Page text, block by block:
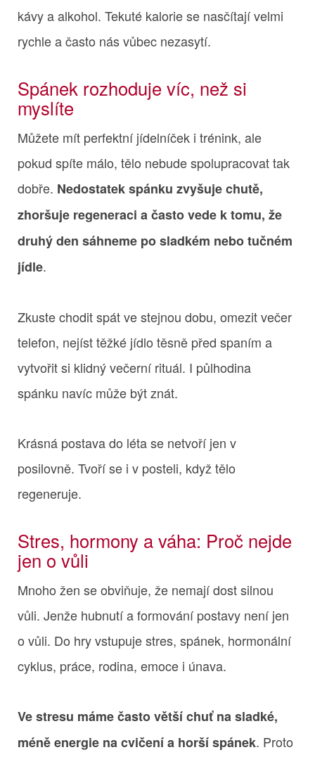
kávy a alkohol. Tekuté kalorie se nasčítají velmi
rychle a často nás vůbec nezasytí.
Spánek rozhoduje víc, než si
myslíte
Můžete mít perfektní jídelníček i trénink, ale
pokud spíte málo, tělo nebude spolupracovat tak
dobře. Nedostatek spánku zvyšuje chutě,
zhoršuje regeneraci a často vede k tomu, že
druhý den sáhneme po sladkém nebo tučném
jídle.
Zkuste chodit spát ve stejnou dobu, omezit večer
telefon, nejíst těžké jídlo těsně před spaním a
vytvořit si klidný večerní rituál. I půlhodina
spánku navíc může být znát.
Krásná postava do léta se netvoří jen v
posilovně. Tvoří se i v posteli, když tělo
regeneruje.
Stres, hormony a váha: Proč nejde
jen o vůli
Mnoho žen se obviňuje, že nemají dost silnou
vůli. Jenže hubnutí a formování postavy není jen
o vůli. Do hry vstupuje stres, spánek, hormonální
cyklus, práce, rodina, emoce i únava.
Ve stresu máme často větší chuť na sladké,
méně energie na cvičení a horší spánek. Proto